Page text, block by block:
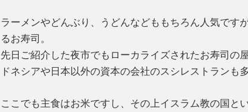
ラーメンやどんぶり、うどんなどももちろん人気です
るお寿司。
先日ご紹介した夜市でもローカライズされたお寿司の
ドネシアや日本以外の資本の会社のスシレストランも
ここでも主食はお米ですし、その上イスラム教の国と